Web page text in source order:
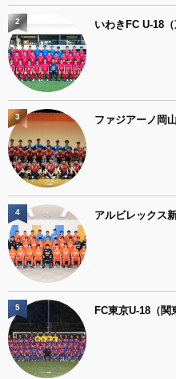
いわきFC U-18
2
ファジアーノ岡
3
アルビレックス
4
FC東京U-18（関
5